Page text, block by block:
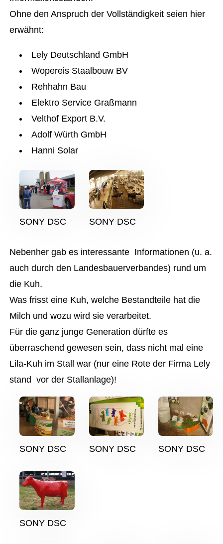
Ohne den Anspruch der Vollständigkeit seien hier
erwähnt:
Lely Deutschland GmbH
Wopereis Staalbouw BV
Rehhahn Bau
Elektro Service Graßmann
Velthof Export B.V.
Adolf Würth GmbH
Hanni Solar
SONY DSC SONY DSC
Nebenher gab es interessante Informationen (u. a.
auch durch den Landesbauerverbandes) rund um
die Kuh.
Was frisst eine Kuh, welche Bestandteile hat die
Milch und wozu wird sie verarbeitet.
Für die ganz junge Generation dürfte es
überraschend gewesen sein, dass nicht mal eine
Lila-Kuh im Stall war (nur eine Rote der Firma Lely
stand vor der Stallanlage)!
SONY DSC SONY DSC SONY DSC
SONY DSC